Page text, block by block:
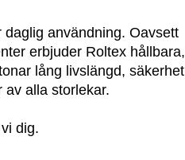
användning. Oavsett
erbjuder Roltex hållbara,
lång livslängd, säkerhet
av alla storlekar.
dig.